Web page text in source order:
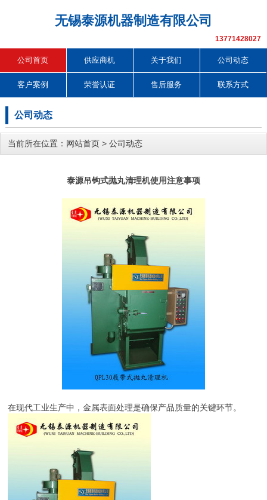
无锡泰源机器制造有限公司
13771428027
公司首页 供应商机 关于我们 公司动态
客户案例 荣誉认证 售后服务 联系方式
公司动态
当前所在位置： 网站首页 > 公司动态
泰源吊钩式抛丸清理机使用注意事项
在现代工业生产中，金属表面处理是确保产品质量的关键环节。